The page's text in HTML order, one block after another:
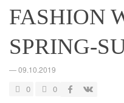
FASHION
SPRING-
—09.10.2019
0 0